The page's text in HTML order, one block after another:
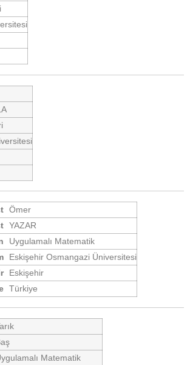
Ömer
YAZAR
Uygulamalı Matematik
Eskişehir Osmangazi Üniversitesi
Eskişehir
Türkiye
Matematik